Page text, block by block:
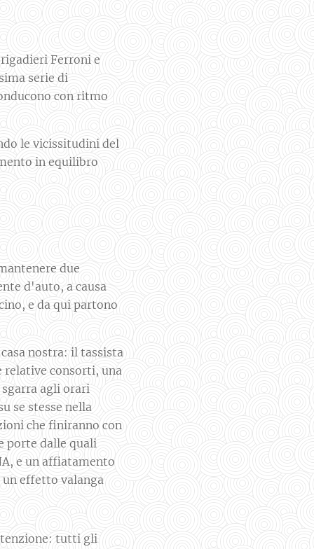
Ferroni e
serie di
con ritmo
le vicissitudini del
in equilibro
due
d'auto, a causa
e da qui partono
nostra: il tassista
relative consorti, una
agli orari
se stesse nella
che finiranno con
porte dalle quali
e un affiatamento
effetto valanga
tutti gli